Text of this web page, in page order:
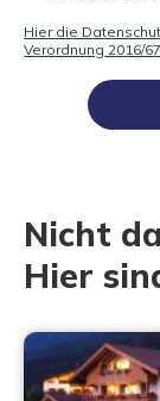
Hier die
Verordnung 2016/
Nicht
Hier